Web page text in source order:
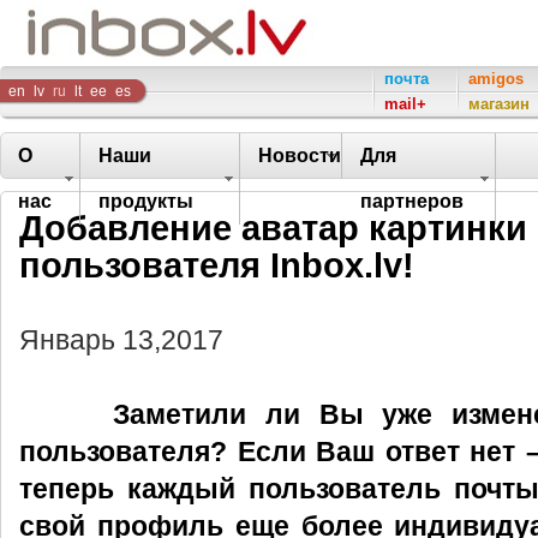
Inbox
Company
en lv ru lt ee es
почта
mail+
amigos
магазин
О
нас
Наши
продукты
Новости Для
партнеров
Добавление аватар
пользователя Inbox.lv!
Январь 13,2017
Заметили ли Вы уже
пользователя? Если Ваш ответ нет
теперь каждый пользователь
свой профиль еще более